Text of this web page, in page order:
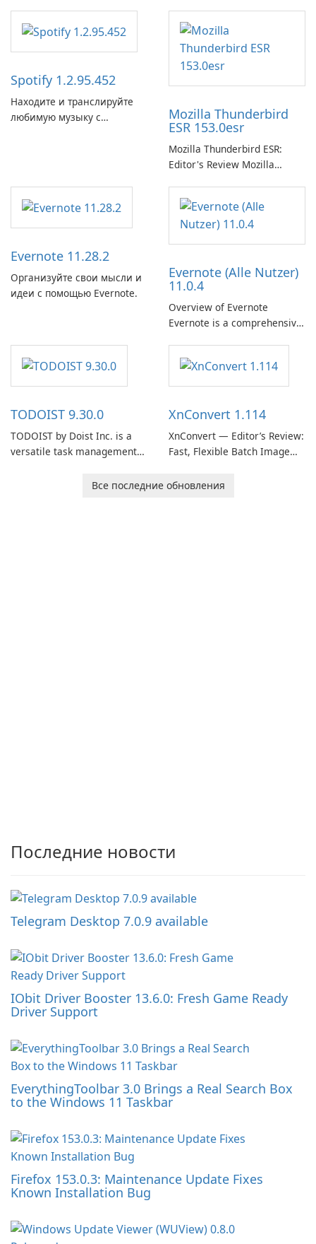
Spotify 1.2.95.452
Находите и транслируйте
любимую музыку с
Mozilla Thunderbird
ESR 153.0esr
Mozilla Thunderbird ESR:
Editor's Review Mozilla
Support Release) is the long-
term support channel of the
Thunderbird desktop email
client designed for
need predictable …
Evernote 11.28.2
Организуйте свои мысли и
идеи с помощью Evernote.
Evernote (Alle Nutzer)
11.0.4
Overview of Evernote
Evernote is a comprehensive
users capture, organize, and
access information across
TODOIST 9.30.0
TODOIST by Doist Inc. is a
versatile task management
individuals and teams
XnConvert 1.114
XnConvert — Editor’s Review:
Fast, Flexible Batch Image
macOS and Linux XnConvert
Все последние обновления
Последние новости
Telegram Desktop 7.0.9 available
IObit Driver Booster 13.6.0: Fresh Game Ready
Driver Support
EverythingToolbar 3.0 Brings a Real Search Box
to the Windows 11 Taskbar
Firefox 153.0.3: Maintenance Update Fixes
Known Installation Bug